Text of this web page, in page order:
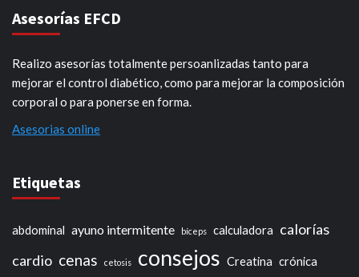
Asesorías EFCD
Realizo asesorías totalmente persoanlizadas tanto para
mejorar el control diabético, como para mejorar la composición
corporal o para ponerse en forma.
Asesorias online
Etiquetas
abdominal ayuno intermitente bíceps calculadora calorías
cardio cenas cetosis consejos Creatina crónica